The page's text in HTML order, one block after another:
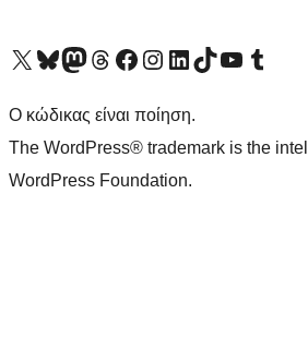
Visit our X (formerly Twitter) account
Visit our Bluesky account
Επισκεφθείτε τον λογαριασμό μας στο Mastodon
Visit our Threads account
Επισκεφτείτε τη σελίδα μας στο Facebook
Επισκεφθείτε τον λογαριασμό μας Instagram
Επισκεφθείτε τον λογαριασμό μας LinkedIn
Visit our TikTok account
Visit our YouTube channel
Visit our Tumblr
Ο κώδικας είναι ποίηση.
The WordPress® trademark is the
WordPress Foundation.